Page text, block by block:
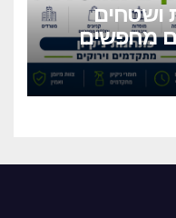
ושטחים
מחפשים